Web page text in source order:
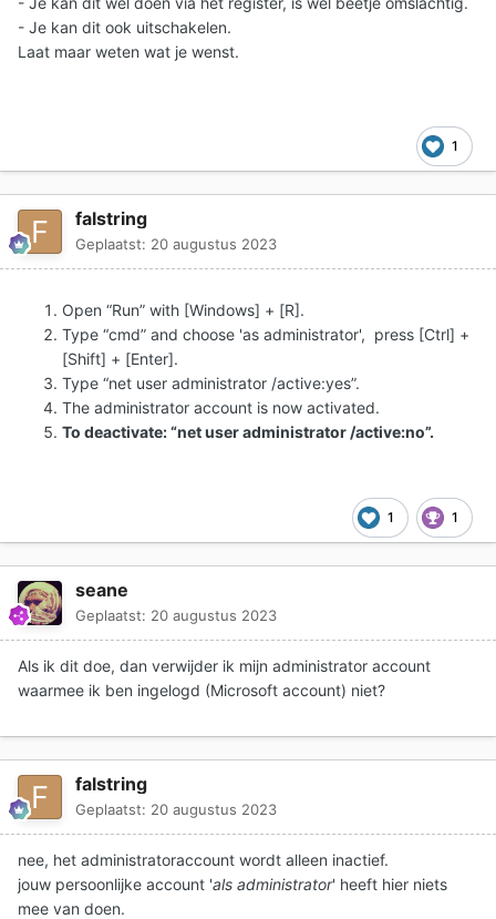
- Je kan dit ook uitschakelen.
Laat maar weten wat je wenst.
1
falstring
Geplaatst: 20 augustus 2023
Open “Run” with [Windows] + [R].
Type “cmd” and choose 'as administrator', press [Ctrl] +
[Shift] + [Enter].
Type “net user administrator /active:yes”.
The administrator account is now activated.
To deactivate: “net user administrator /active:no”.
1 1
seane
Geplaatst: 20 augustus 2023
Als ik dit doe, dan verwijder ik mijn administrator account
waarmee ik ben ingelogd (Microsoft account) niet?
falstring
Geplaatst: 20 augustus 2023
nee, het administratoraccount wordt alleen inactief.
jouw persoonlijke account 'als administrator' heeft hier niets
mee van doen.